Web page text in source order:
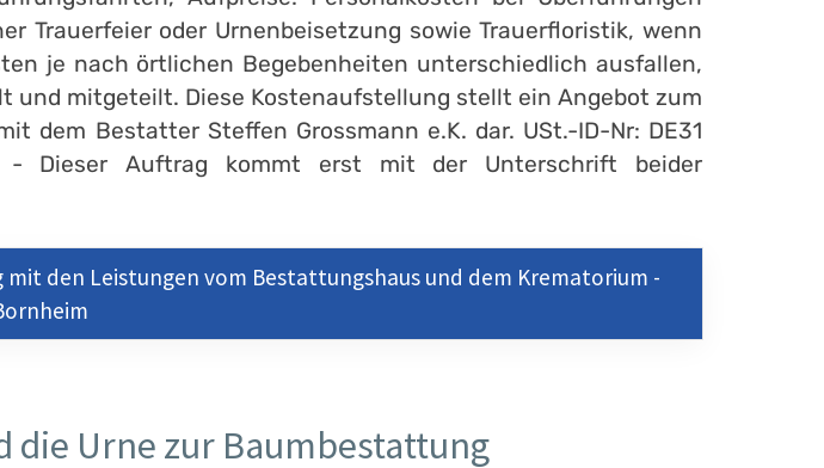
Trauerfeier oder Urnenbeisetzung sowie Trauerfloristik, wenn
je nach örtlichen Begebenheiten unterschiedlich ausfallen,
und mitgeteilt. Diese Kostenaufstellung stellt ein Angebot zum
dem Bestatter Steffen Grossmann e.K. dar. USt.-ID-Nr: DE31
- Dieser Auftrag kommt erst mit der Unterschrift beider
den Leistungen vom Bestattungshaus und dem Krematorium -
die Urne zur Baumbestattung